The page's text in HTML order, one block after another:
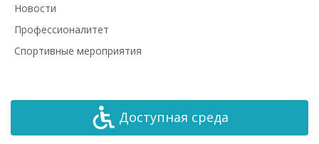
Новости
Профессионалитет
Спортивные мероприятия
Доступная среда